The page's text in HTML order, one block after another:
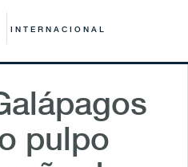
INTERNACIONAL
pulpo